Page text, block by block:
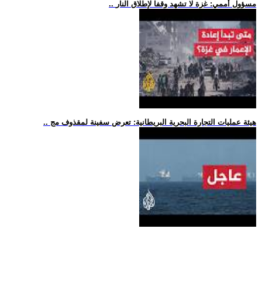
.. مسؤول أممي: غزة لا تشهد وقفا لإطلاق النار
.. هيئة عمليات التجارة البحرية البريطانية: تعرض سفينة لمقذوف مج